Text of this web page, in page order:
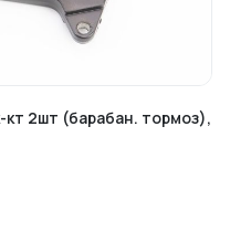
2шт (барабан. тормоз),